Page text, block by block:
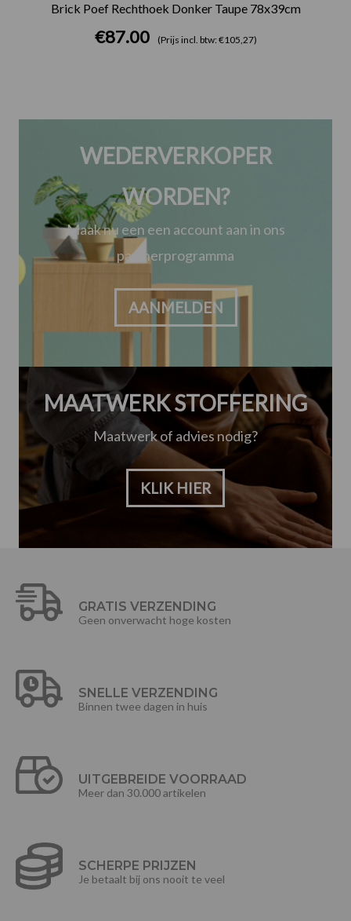
Brick Poef Rechthoek Donker Taupe 78x39cm
€87.00 (Prijs incl. btw: €105,27)
WEDERVERKOPER
WORDEN?
Maak nu een een account aan in ons
partnerprogramma
AANMELDEN
MAATWERK STOFFERING
Maatwerk of advies nodig?
KLIK HIER
GRATIS VERZENDING
Geen onverwacht hoge kosten
SNELLE VERZENDING
Binnen twee dagen in huis
UITGEBREIDE VOORRAAD
Meer dan 30.000 artikelen
SCHERPE PRIJZEN
Je betaalt bij ons nooit te veel